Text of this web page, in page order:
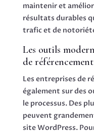
maintenir et
résultats durables
trafic et de
Les outils
de référencement
Les entreprises de
également sur des
le processus. Des
peuvent
site WordPress.